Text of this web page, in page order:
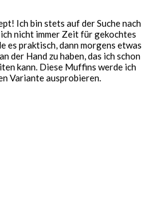
Ich bin stets auf der Suche nach
nicht immer Zeit für gekochtes
es praktisch, dann morgens etwas
der Hand zu haben, das ich schon
kann. Diese Muffins werde ich
Variante ausprobieren.